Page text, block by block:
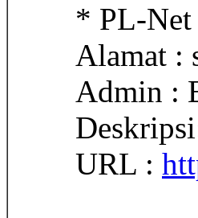
* PL-
Alamat :
Admin :
URL :